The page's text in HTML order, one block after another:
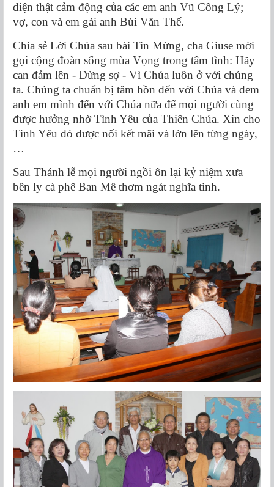
diện thật cảm động của các em anh Vũ Công Lý;
vợ, con và em gái anh Bùi Văn Thế.
Chia sẻ Lời Chúa sau bài Tin Mừng, cha Giuse mời
gọi cộng đoàn sống mùa Vọng trong tâm tình: Hãy
can đảm lên - Đừng sợ - Vì Chúa luôn ở với chúng
ta. Chúng ta chuẩn bị tâm hồn đến với Chúa và đem
anh em mình đến với Chúa nữa để mọi người cùng
được hưởng nhờ Tình Yêu của Thiên Chúa. Xin cho
Tình Yêu đó được nối kết mãi và lớn lên từng ngày,
…
Sau Thánh lễ mọi người ngồi ôn lại kỷ niệm xưa
bên ly cà phê Ban Mê thơm ngát nghĩa tình.